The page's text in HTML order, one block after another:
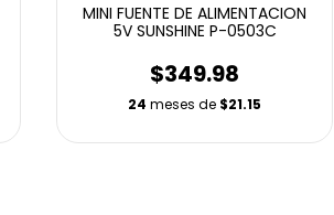
MINI FUENTE DE ALIMENTACION
5V SUNSHINE P-0503C
$349.98
24 meses de $21.15